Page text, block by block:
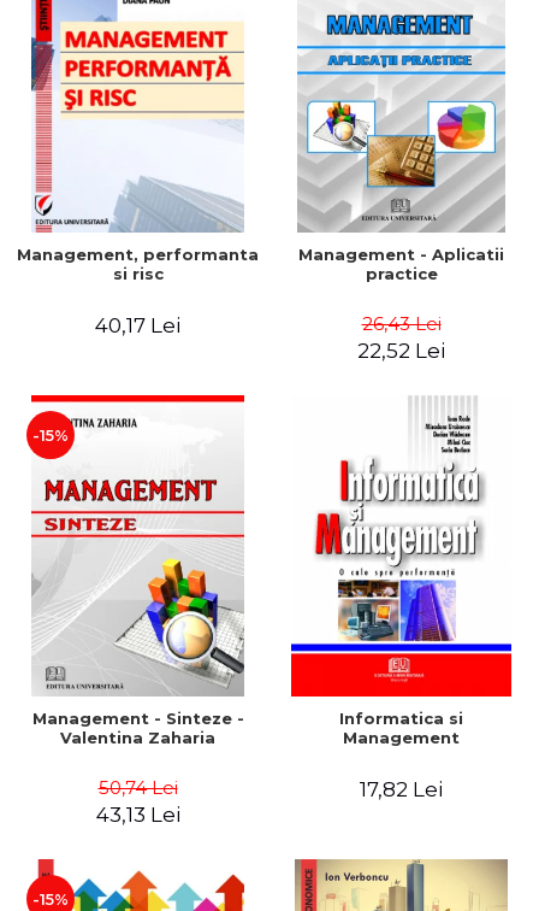
Management, performanta
si risc
40,17 Lei
Management - Aplicatii
practice
26,43 Lei
22,52 Lei
-15%
Management - Sinteze -
Valentina Zaharia
50,74 Lei
43,13 Lei
Informatica si
Management
17,82 Lei
-15%